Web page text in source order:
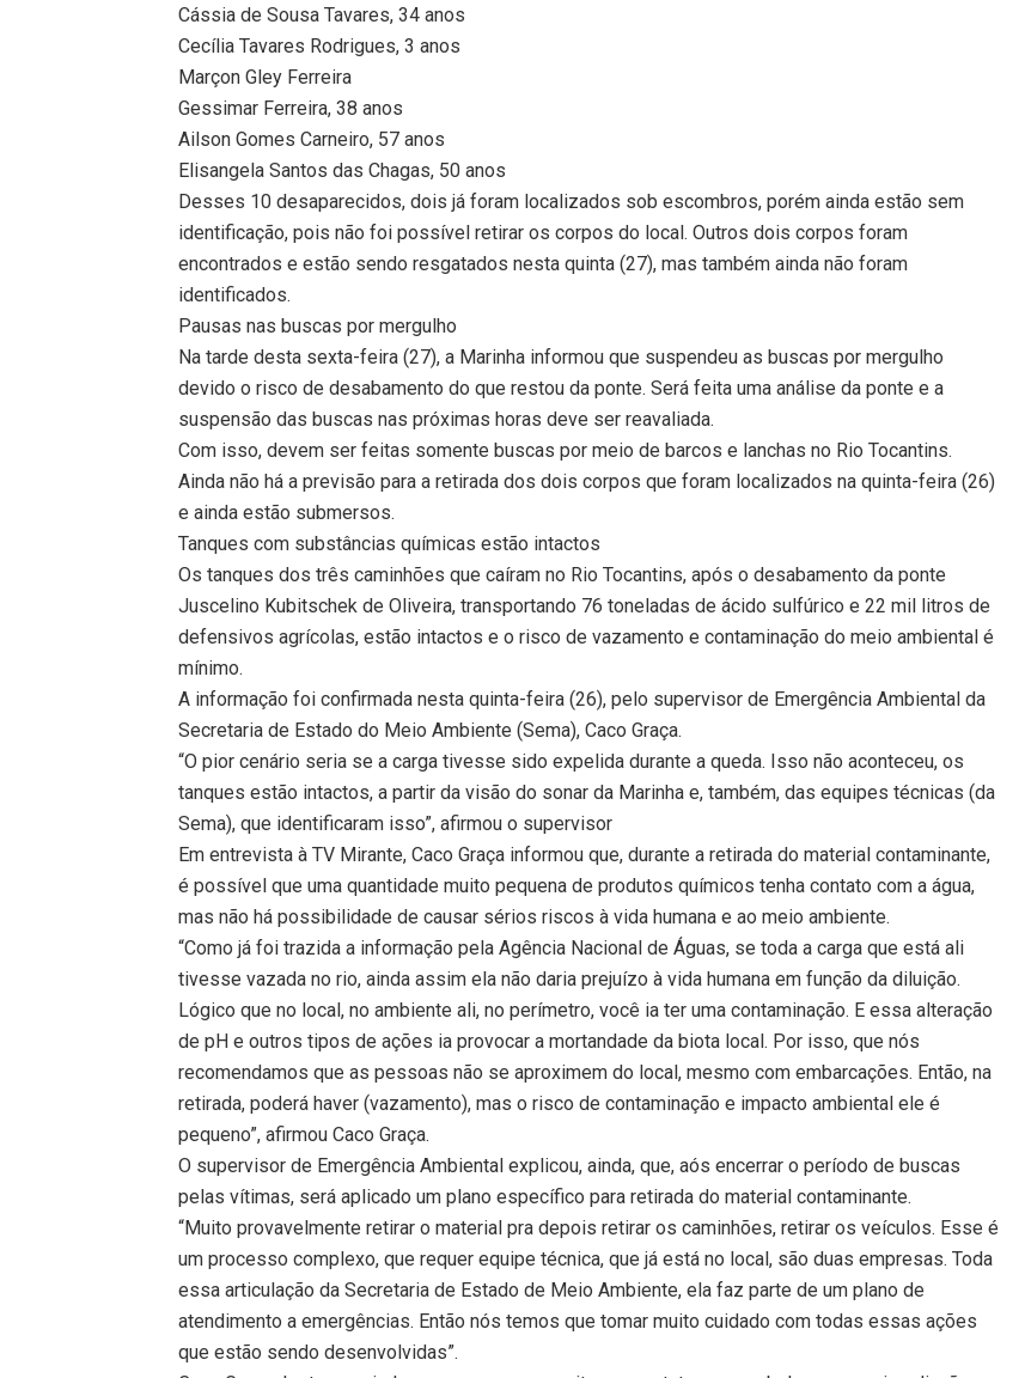
Cássia de Sousa Tavares, 34 anos
Cecília Tavares Rodrigues, 3 anos
Marçon Gley Ferreira
Gessimar Ferreira, 38 anos
Ailson Gomes Carneiro, 57 anos
Elisangela Santos das Chagas, 50 anos
Desses 10 desaparecidos, dois já foram localizados sob escombros, porém ainda estão sem
identificação, pois não foi possível retirar os corpos do local. Outros dois corpos foram
encontrados e estão sendo resgatados nesta quinta (27), mas também ainda não foram
identificados.
Pausas nas buscas por mergulho
Na tarde desta sexta-feira (27), a Marinha informou que suspendeu as buscas por mergulho
devido o risco de desabamento do que restou da ponte. Será feita uma análise da ponte e a
suspensão das buscas nas próximas horas deve ser reavaliada.
Com isso, devem ser feitas somente buscas por meio de barcos e lanchas no Rio Tocantins.
Ainda não há a previsão para a retirada dos dois corpos que foram localizados na quinta-feira (26)
e ainda estão submersos.
Tanques com substâncias químicas estão intactos
Os tanques dos três caminhões que caíram no Rio Tocantins, após o desabamento da ponte
Juscelino Kubitschek de Oliveira, transportando 76 toneladas de ácido sulfúrico e 22 mil litros de
defensivos agrícolas, estão intactos e o risco de vazamento e contaminação do meio ambiental é
mínimo.
A informação foi confirmada nesta quinta-feira (26), pelo supervisor de Emergência Ambiental da
Secretaria de Estado do Meio Ambiente (Sema), Caco Graça.
“O pior cenário seria se a carga tivesse sido expelida durante a queda. Isso não aconteceu, os
tanques estão intactos, a partir da visão do sonar da Marinha e, também, das equipes técnicas (da
Sema), que identificaram isso”, afirmou o supervisor
Em entrevista à TV Mirante, Caco Graça informou que, durante a retirada do material contaminante,
é possível que uma quantidade muito pequena de produtos químicos tenha contato com a água,
mas não há possibilidade de causar sérios riscos à vida humana e ao meio ambiente.
“Como já foi trazida a informação pela Agência Nacional de Águas, se toda a carga que está ali
tivesse vazada no rio, ainda assim ela não daria prejuízo à vida humana em função da diluição.
Lógico que no local, no ambiente ali, no perímetro, você ia ter uma contaminação. E essa alteração
de pH e outros tipos de ações ia provocar a mortandade da biota local. Por isso, que nós
recomendamos que as pessoas não se aproximem do local, mesmo com embarcações. Então, na
retirada, poderá haver (vazamento), mas o risco de contaminação e impacto ambiental ele é
pequeno”, afirmou Caco Graça.
O supervisor de Emergência Ambiental explicou, ainda, que, aós encerrar o período de buscas
pelas vítimas, será aplicado um plano específico para retirada do material contaminante.
“Muito provavelmente retirar o material pra depois retirar os caminhões, retirar os veículos. Esse é
um processo complexo, que requer equipe técnica, que já está no local, são duas empresas. Toda
essa articulação da Secretaria de Estado de Meio Ambiente, ela faz parte de um plano de
atendimento a emergências. Então nós temos que tomar muito cuidado com todas essas ações
que estão sendo desenvolvidas”.